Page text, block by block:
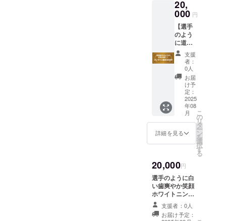
5000
円、
30000
円、
50000
円と同
一内容
です。
京都品
川区西
五反田
8-4-
13 五
反田JP
ビル
ディン
グ3F ・
日時：
2025年
7月29日
（火）
11:00〜
13:00 ※
支援者
は各自
担くだ
さい。
※万が一
当日
キャン
20,
000 円
【選手
のよう
に道が
開くか
鑑定30
分オン
ライ
ン】 帝
王学陰
陽五行
論師範
事業鑑
定・宿
命鑑定
師の中
原美知
原理原
則とあ
なたが
持って
生まれ
た才能
資質の
支援
者：
0人
お届
け予
定：
2025
年08
月
詳細を見る
こ
の
リ
タ
ー
ン
を
選
択
す
る
20,000円
選手のように白
い歯爽やか笑顔
ホワイトニング
デンタルホワイ
トニングLEDで8
分×3回照射、24
支援者：0人
お届け予定：